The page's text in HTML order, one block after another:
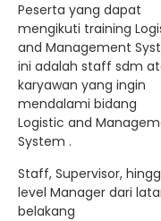
Peserta yang dapat
mengikuti training
and Management
ini adalah staff sdm
karyawan yang ingin
mendalami bidang
Logistic and
System .
Staff, Supervisor,
level Manager dari
belakang